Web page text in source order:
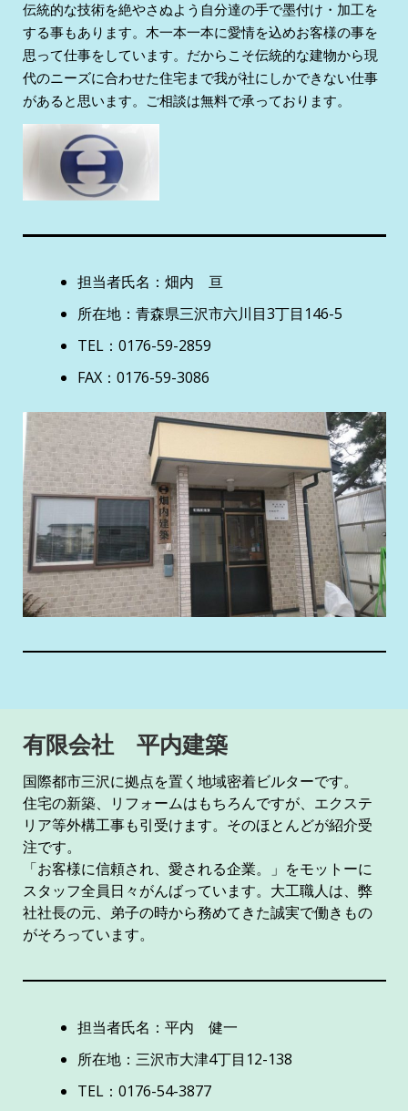
伝統的な技術を絶やさぬよう自分達の手で墨付け・加工を
する事もあります。木一本一本に愛情を込めお客様の事を
思って仕事をしています。だからこそ伝統的な建物から現
代のニーズに合わせた住宅まで我が社にしかできない仕事
があると思います。ご相談は無料で承っております。
担当者氏名：畑内 亘
所在地：青森県三沢市六川目3丁目146-5
TEL：0176-59-2859
FAX：0176-59-3086
有限会社 平内建築
国際都市三沢に拠点を置く地域密着ビルターです。
住宅の新築、リフォームはもちろんですが、エクステ
リア等外構工事も引受けます。そのほとんどが紹介受
注です。
「お客様に信頼され、愛される企業。」をモットーに
スタッフ全員日々がんばっています。大工職人は、弊
社社長の元、弟子の時から務めてきた誠実で働きもの
がそろっています。
担当者氏名：平内 健一
所在地：三沢市大津4丁目12-138
TEL：0176-54-3877